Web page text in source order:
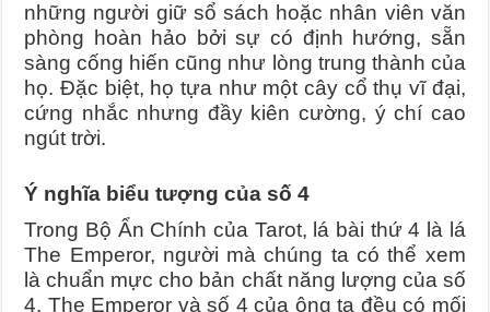
những người giữ sổ sách hoặc nhân viên văn
phòng hoàn hảo bởi sự có định hướng, sẵn
sàng cống hiến cũng như lòng trung thành của
họ. Đặc biệt, họ tựa như một cây cổ thụ vĩ đại,
cứng nhắc nhưng đầy kiên cường, ý chí cao
ngút trời.
Ý nghĩa biểu tượng của số 4
Trong Bộ Ẩn Chính của Tarot, lá bài thứ 4 là lá
The Emperor, người mà chúng ta có thể xem
là chuẩn mực cho bản chất năng lượng của số
4. The Emperor và số 4 của ông ta đều có mối